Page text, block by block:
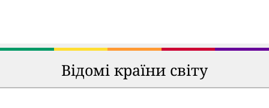
Відомі країни світу